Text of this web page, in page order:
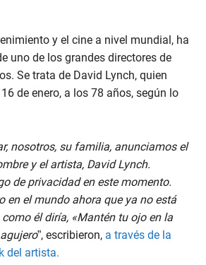
y el cine a nivel mundial, ha
uno de los grandes directores de
Se trata de David Lynch, quien
de enero, a los 78 años, según lo
nosotros, su familia, anunciamos el
y el artista, David Lynch.
de privacidad en este momento.
en el mundo ahora que ya no está
él diría, «Mantén tu ojo en la
”, escribieron, a través de la
del artista.